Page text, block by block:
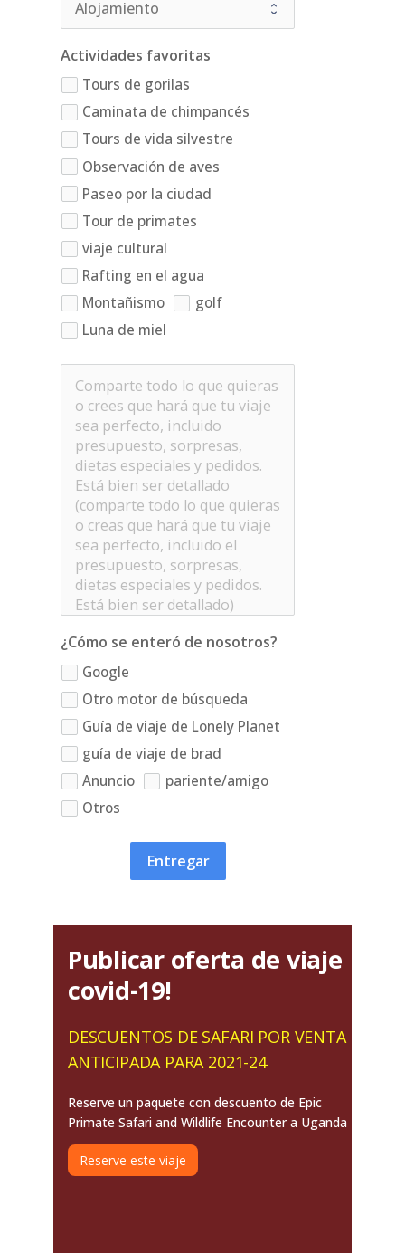
Actividades favoritas
Tours de gorilas
Caminata de chimpancés
Tours de vida silvestre
Observación de aves
Paseo por la ciudad
Tour de primates
viaje cultural
Rafting en el agua
Montañismo
golf
Luna de miel
¿Cómo se enteró de nosotros?
Google
Otro motor de búsqueda
Guía de viaje de Lonely Planet
guía de viaje de brad
Anuncio
pariente/amigo
Otros
Entregar
Publicar oferta de viaje
covid-19!
DESCUENTOS DE SAFARI POR VENTA
ANTICIPADA PARA 2021-24
Reserve un paquete con descuento de Epic
Primate Safari and Wildlife Encounter a Uganda
Reserve este viaje